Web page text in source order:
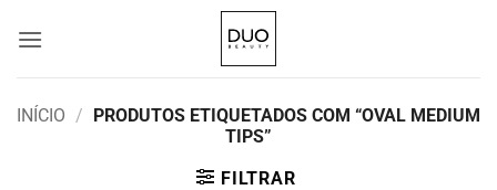
INÍCIO / PRODUTOS ETIQUETADOS COM “OVAL MEDIUM
TIPS”
FILTRAR